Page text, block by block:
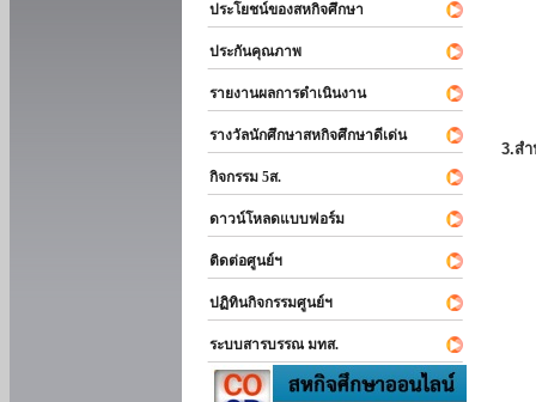
ประโยชน์ของสหกิจศึกษา
ประกันคุณภาพ
รายงานผลการดำเนินงาน
รางวัลนักศึกษาสหกิจศึกษาดีเด่น
กิจกรรม 5ส.
ดาวน์โหลดแบบฟอร์ม
ติดต่อศูนย์ฯ
ปฏิทินกิจกรรมศูนย์ฯ
ระบบสารบรรณ มทส.
3.ส